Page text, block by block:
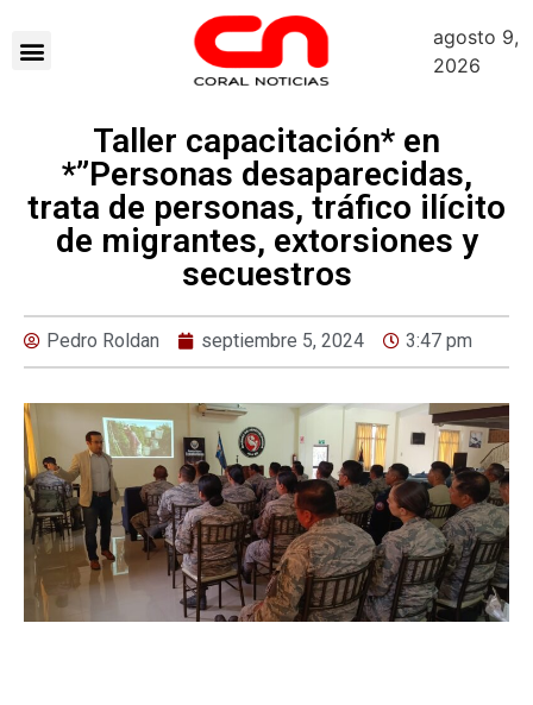
agosto 9,
2026
Taller capacitación* en
*”Personas desaparecidas,
trata de personas, tráfico ilícito
de migrantes, extorsiones y
secuestros
Pedro Roldan septiembre 5, 2024 3:47 pm